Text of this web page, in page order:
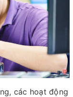
các hoạt động